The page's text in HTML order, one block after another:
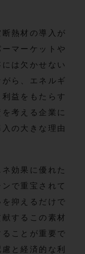
熱材の導入が
マーケットや
は欠かせない
ら、エネルギ
益をもたらす
考える企業に
の大きな理由
効果に優れた
で重宝されて
抑えるだけで
するこの素材
ことが重要で
と経済的な利